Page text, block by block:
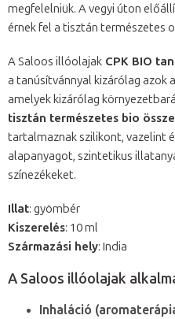
megfelelniük. A vegyi úton
érnek fel a tisztán természetes
A Saloos illóolajak CPK BIO
a tanúsítvánnyal kizárólag azok
amelyek kizárólag
tisztán természetes bio
tartalmaznak szilikont, vazelint
alapanyagot, szintetikus
színezékeket.
Illat: gyömbér
Kiszerelés: 10 ml
Származási hely: India
A Saloos illóolajak
Inhaláció